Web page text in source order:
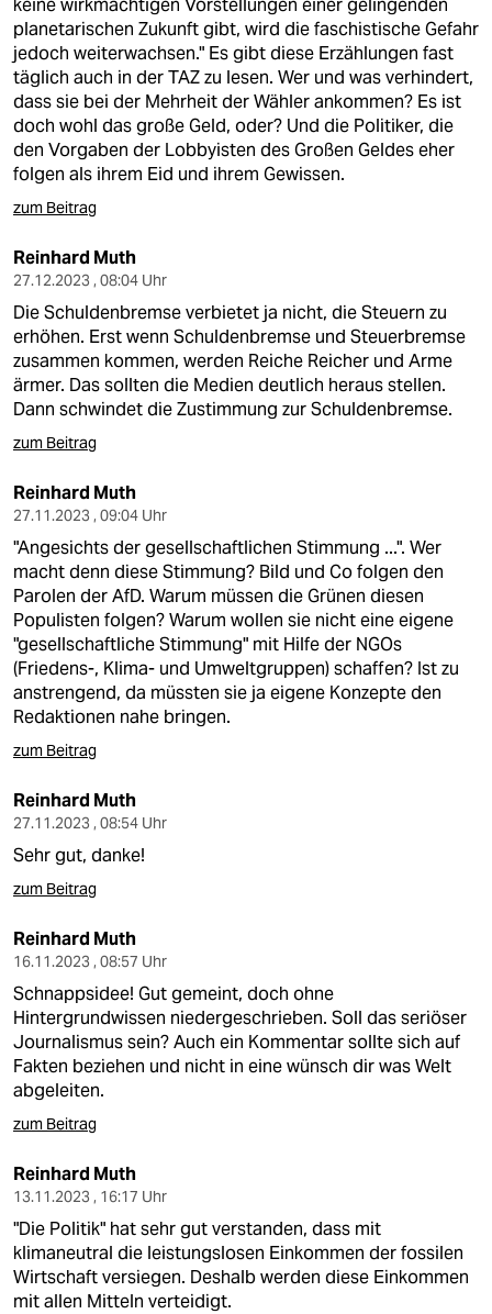
keine wirkmächtigen Vorstellungen einer gelingenden
planetarischen Zukunft gibt, wird die faschistische Gefahr
jedoch weiterwachsen." Es gibt diese Erzählungen fast
täglich auch in der TAZ zu lesen. Wer und was verhindert,
dass sie bei der Mehrheit der Wähler ankommen? Es ist
doch wohl das große Geld, oder? Und die Politiker, die
den Vorgaben der Lobbyisten des Großen Geldes eher
folgen als ihrem Eid und ihrem Gewissen.
zum Beitrag
Reinhard Muth
27.12.2023 , 08:04 Uhr
Die Schuldenbremse verbietet ja nicht, die Steuern zu
erhöhen. Erst wenn Schuldenbremse und Steuerbremse
zusammen kommen, werden Reiche Reicher und Arme
ärmer. Das sollten die Medien deutlich heraus stellen.
Dann schwindet die Zustimmung zur Schuldenbremse.
zum Beitrag
Reinhard Muth
27.11.2023 , 09:04 Uhr
"Angesichts der gesellschaftlichen Stimmung ...". Wer
macht denn diese Stimmung? Bild und Co folgen den
Parolen der AfD. Warum müssen die Grünen diesen
Populisten folgen? Warum wollen sie nicht eine eigene
"gesellschaftliche Stimmung" mit Hilfe der NGOs
(Friedens-, Klima- und Umweltgruppen) schaffen? Ist zu
anstrengend, da müssten sie ja eigene Konzepte den
Redaktionen nahe bringen.
zum Beitrag
Reinhard Muth
27.11.2023 , 08:54 Uhr
Sehr gut, danke!
zum Beitrag
Reinhard Muth
16.11.2023 , 08:57 Uhr
Schnappsidee! Gut gemeint, doch ohne
Hintergrundwissen niedergeschrieben. Soll das seriöser
Journalismus sein? Auch ein Kommentar sollte sich auf
Fakten beziehen und nicht in eine wünsch dir was Welt
abgeleiten.
zum Beitrag
Reinhard Muth
13.11.2023 , 16:17 Uhr
"Die Politik" hat sehr gut verstanden, dass mit
klimaneutral die leistungslosen Einkommen der fossilen
Wirtschaft versiegen. Deshalb werden diese Einkommen
mit allen Mitteln verteidigt.